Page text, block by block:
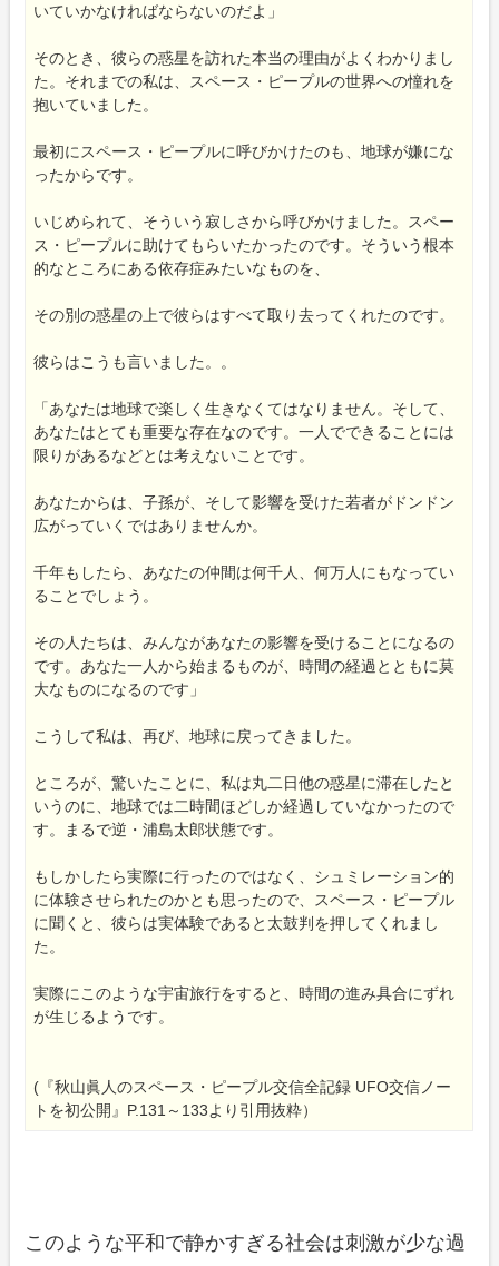
いていかなければならないのだよ」
そのとき、彼らの惑星を訪れた本当の理由がよくわかりまし
た。それまでの私は、スペース・ピープルの世界への憧れを
抱いていました。
最初にスペース・ピープルに呼びかけたのも、地球が嫌にな
ったからです。
いじめられて、そういう寂しさから呼びかけました。スペー
ス・ピープルに助けてもらいたかったのです。そういう根本
的なところにある依存症みたいなものを、
その別の惑星の上で彼らはすべて取り去ってくれたのです。
彼らはこうも言いました。。
「あなたは地球で楽しく生きなくてはなりません。そして、
あなたはとても重要な存在なのです。一人でできることには
限りがあるなどとは考えないことです。
あなたからは、子孫が、そして影響を受けた若者がドンドン
広がっていくではありませんか。
千年もしたら、あなたの仲間は何千人、何万人にもなってい
ることでしょう。
その人たちは、みんながあなたの影響を受けることになるの
です。あなた一人から始まるものが、時間の経過とともに莫
大なものになるのです」
こうして私は、再び、地球に戻ってきました。
ところが、驚いたことに、私は丸二日他の惑星に滞在したと
いうのに、地球では二時間ほどしか経過していなかったので
す。まるで逆・浦島太郎状態です。
もしかしたら実際に行ったのではなく、シュミレーション的
に体験させられたのかとも思ったので、スペース・ピープル
に聞くと、彼らは実体験であると太鼓判を押してくれまし
た。
実際にこのような宇宙旅行をすると、時間の進み具合にずれ
が生じるようです。
(『秋山眞人のスペース・ピープル交信全記録 UFO交信ノー
トを初公開』P.131～133より引用抜粋）
このような平和で静かすぎる社会は刺激が少な過